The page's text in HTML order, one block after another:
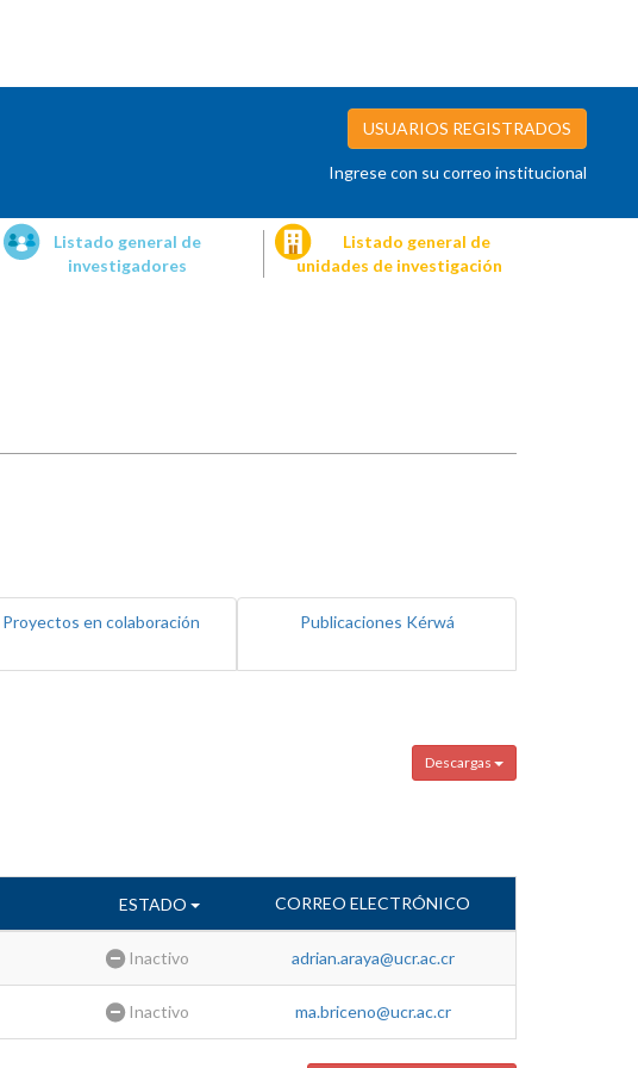
USUARIOS REGISTRADOS
Ingrese con su correo institucional
Listado general de
investigadores
Listado general de
unidades de investigación
Proyectos en colaboración Publicaciones Kérwá
Descargas
ESTADO CORREO ELECTRÓNICO
Inactivo adrian.araya@ucr.ac.cr
Inactivo ma.briceno@ucr.ac.cr